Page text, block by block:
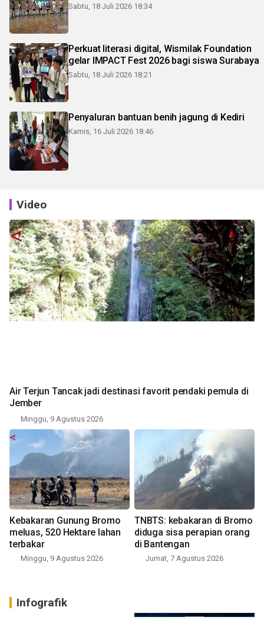
Sabtu, 18 Juli 2026 18:34
Perkuat literasi digital, Wismilak Foundation
gelar IMPACT Fest 2026 bagi siswa Surabaya
Sabtu, 18 Juli 2026 18:21
Penyaluran bantuan benih jagung di Kediri
Kamis, 16 Juli 2026 18:46
Video
Air Terjun Tancak jadi destinasi favorit pendaki pemula di
Jember
Minggu, 9 Agustus 2026
Kebakaran Gunung Bromo
meluas, 520 Hektare lahan
terbakar
Minggu, 9 Agustus 2026
TNBTS: kebakaran di Bromo
diduga sisa perapian orang
di Bantengan
Jumat, 7 Agustus 2026
Infografik